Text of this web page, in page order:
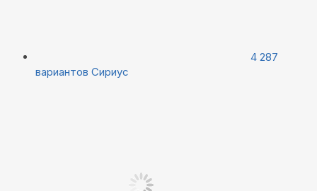
4 287
вариантов Сириус